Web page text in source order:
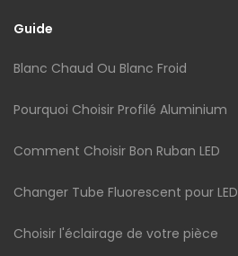
Guide
Blanc Chaud Ou Blanc Froid
Pourquoi Choisir Profilé Aluminium
Comment Choisir Bon Ruban LED
Changer Tube Fluorescent pour LED
Choisir l'éclairage de votre pièce